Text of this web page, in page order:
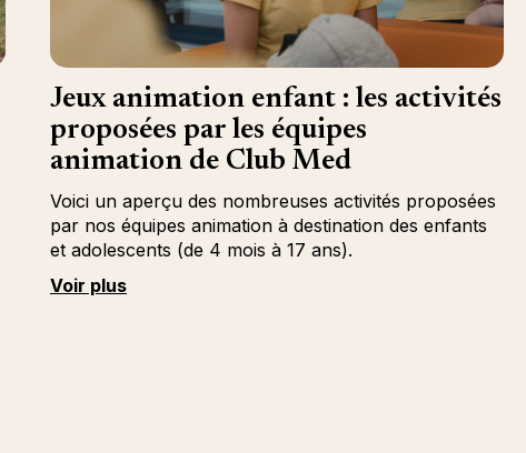
Jeux animation enfant : les activités
proposées par les équipes
animation de Club Med
Voici un aperçu des nombreuses activités proposées
par nos équipes animation à destination des enfants
et adolescents (de 4 mois à 17 ans).
Voir plus